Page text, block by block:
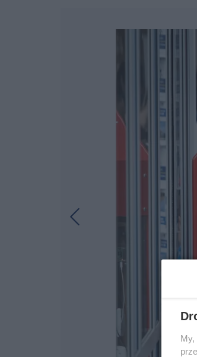
My,